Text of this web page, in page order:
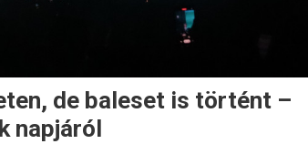
de baleset is történt –
napjáról